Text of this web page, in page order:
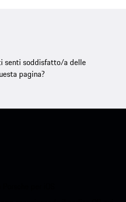
senti soddisfatto/a delle
pagina?